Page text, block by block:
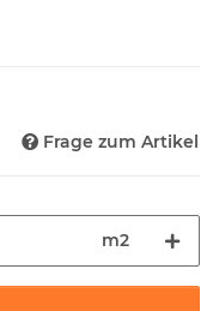
Frage zum Artikel
m2